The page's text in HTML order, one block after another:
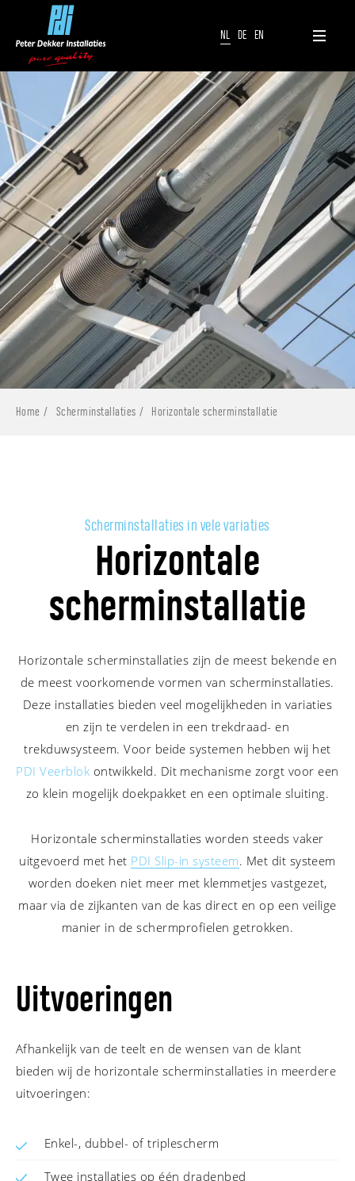
NL DE EN
Home Scherminstallaties Horizontale scherminstallatie
Scherminstallaties in vele variaties
Horizontale
scherminstallatie
Horizontale scherminstallaties zijn de meest bekende en
de meest voorkomende vormen van scherminstallaties.
Deze installaties bieden veel mogelijkheden in variaties
en zijn te verdelen in een trekdraad- en
trekduwsysteem. Voor beide systemen hebben wij het
PDI Veerblok ontwikkeld. Dit mechanisme zorgt voor een
zo klein mogelijk doekpakket en een optimale sluiting.
Horizontale scherminstallaties worden steeds vaker
uitgevoerd met het PDI Slip-in systeem. Met dit systeem
worden doeken niet meer met klemmetjes vastgezet,
maar via de zijkanten van de kas direct en op een veilige
manier in de schermprofielen getrokken.
Uitvoeringen
Afhankelijk van de teelt en de wensen van de klant
bieden wij de horizontale scherminstallaties in meerdere
uitvoeringen:
Enkel-, dubbel- of triplescherm
Twee installaties op één dradenbed